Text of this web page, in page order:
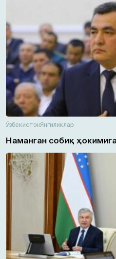
ЎзбекистонЯнгиликлар
Наманган собиқ